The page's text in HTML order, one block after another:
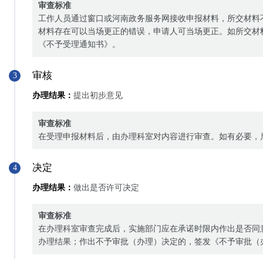
审查标准
工作人员通过窗口或河南政务服务网接收申报材料，所交材
材料存在可以当场更正的错误，申请人可当场更正。如所交
《不予受理通知书》。
3 审核
办理结果： 提出初步意见
审查标准
在受理申报材料后，由办理科室对内容进行审查。如有必要
4 决定
办理结果： 做出是否许可决定
审查标准
在办理科室审查完成后，实施部门应在承诺时限内作出是否
办理结果；作出不予审批（办理）决定的，签发《不予审批